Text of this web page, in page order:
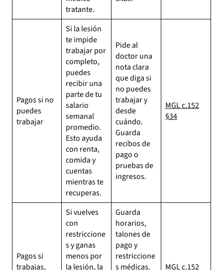
tratante.
Pagos si no
puedes
trabajar
Si la lesión
te impide
trabajar por
completo,
puedes
recibir una
parte de tu
salario
semanal
promedio.
Esto ayuda
con renta,
comida y
cuentas
mientras te
recuperas.
Pide al
doctor una
nota clara
que diga si
no puedes
trabajar y
desde
cuándo.
Guarda
recibos de
pago o
pruebas de
ingresos.
MGL c.152
§34
Pagos si
trabajas,
Si vuelves
con
restriccione
s y ganas
menos por
la lesión, la
Guarda
horarios,
talones de
pago y
restriccione
s médicas.
MGL c.152